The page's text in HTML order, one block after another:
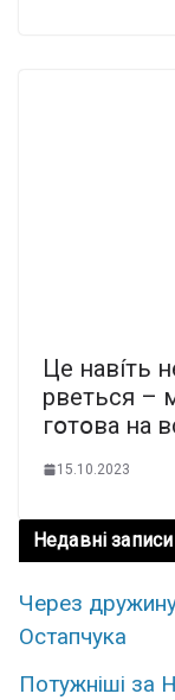
Цe нaвíть
pвeтьcя –
гօтօвa нa
15.10.2023
Недавні записи
Через
Остапчука
Потужніші за